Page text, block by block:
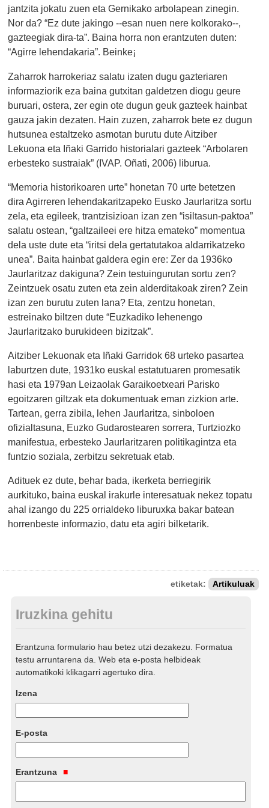
jantzita jokatu zuen eta Gernikako arbolapean zinegin.
Nor da? “Ez dute jakingo --esan nuen nere kolkorako--,
gazteegiak dira-ta”. Baina horra non erantzuten duten:
“Agirre lehendakaria”. Beinke¡
Zaharrok harrokeriaz salatu izaten dugu gazteriaren
informaziorik eza baina gutxitan galdetzen diogu geure
buruari, ostera, zer egin ote dugun geuk gazteek hainbat
gauza jakin dezaten. Hain zuzen, zaharrok bete ez dugun
hutsunea estaltzeko asmotan burutu dute Aitziber
Lekuona eta Iñaki Garrido historialari gazteek “Arbolaren
erbesteko sustraiak” (IVAP. Oñati, 2006) liburua.
“Memoria historikoaren urte” honetan 70 urte betetzen
dira Agirreren lehendakaritzapeko Eusko Jaurlaritza sortu
zela, eta egileek, trantzisizioan izan zen “isiltasun-paktoa”
salatu ostean, “galtzaileei ere hitza emateko” momentua
dela uste dute eta “iritsi dela gertatutakoa aldarrikatzeko
unea”. Baita hainbat galdera egin ere: Zer da 1936ko
Jaurlaritzaz dakiguna? Zein testuingurutan sortu zen?
Zeintzuek osatu zuten eta zein alderditakoak ziren? Zein
izan zen burutu zuten lana? Eta, zentzu honetan,
estreinako biltzen dute “Euzkadiko lehenengo
Jaurlaritzako burukideen bizitzak”.
Aitziber Lekuonak eta Iñaki Garridok 68 urteko pasartea
laburtzen dute, 1931ko euskal estatutuaren promesatik
hasi eta 1979an Leizaolak Garaikoetxeari Parisko
egoitzaren giltzak eta dokumentuak eman zizkion arte.
Tartean, gerra zibila, lehen Jaurlaritza, sinboloen
ofizialtasuna, Euzko Gudarostearen sorrera, Turtziozko
manifestua, erbesteko Jaurlaritzaren politikagintza eta
funtzio soziala, zerbitzu sekretuak etab.
Adituek ez dute, behar bada, ikerketa berriegirik
aurkituko, baina euskal irakurle interesatuak nekez topatu
ahal izango du 225 orrialdeko liburuxka bakar batean
horrenbeste informazio, datu eta agiri bilketarik.
etiketak: Artikuluak
Iruzkina gehitu
Erantzuna formulario hau betez utzi dezakezu. Formatua
testu arruntarena da. Web eta e-posta helbideak
automatikoki klikagarri agertuko dira.
Izena
E-posta
Erantzuna